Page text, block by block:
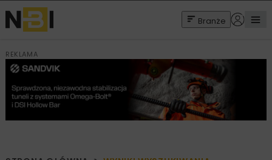
Branże
REKLAMA